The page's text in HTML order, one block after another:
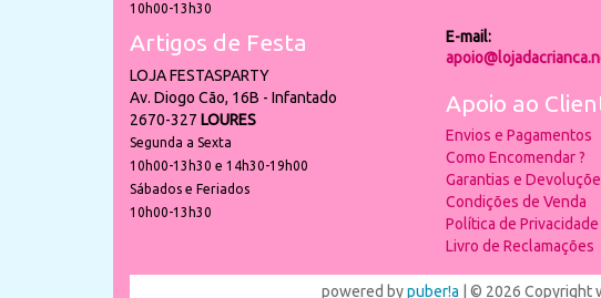
10h00-13h30
Artigos de Festa
LOJA FESTASPARTY
Av. Diogo Cão, 16B - Infantado
2670-327 LOURES
Segunda a Sexta
10h00-13h30 e 14h30-19h00
Sábados e Feriados
10h00-13h30
E-mail:
Apoio ao
Envios e Pagamentos
Como Encomendar ?
Garantias e
Condições de Venda
Política de Privacidade
Livro de Reclamações
powered bypuber!a | © 2026 Copyright